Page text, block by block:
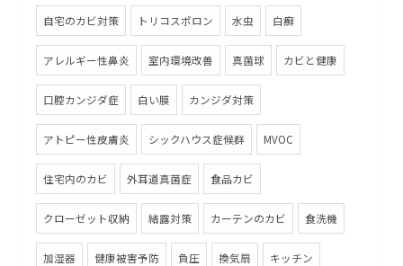
自宅のカビ対策 トリコスポロン 水虫 白癬
アレルギー性鼻炎 室内環境改善 真菌球 カビと健康
口腔カンジダ症 白い膜 カンジダ対策
アトピー性皮膚炎 シックハウス症候群 MVOC
住宅内のカビ 外耳道真菌症 食品カビ
クローゼット収納 結露対策 カーテンのカビ 食洗機
加湿器 健康被害予防 負圧 換気扇 キッチン